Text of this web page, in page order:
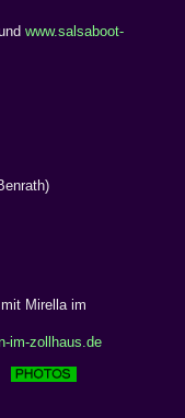
www.salsaboot-
Mirella im
im-zollhaus.de